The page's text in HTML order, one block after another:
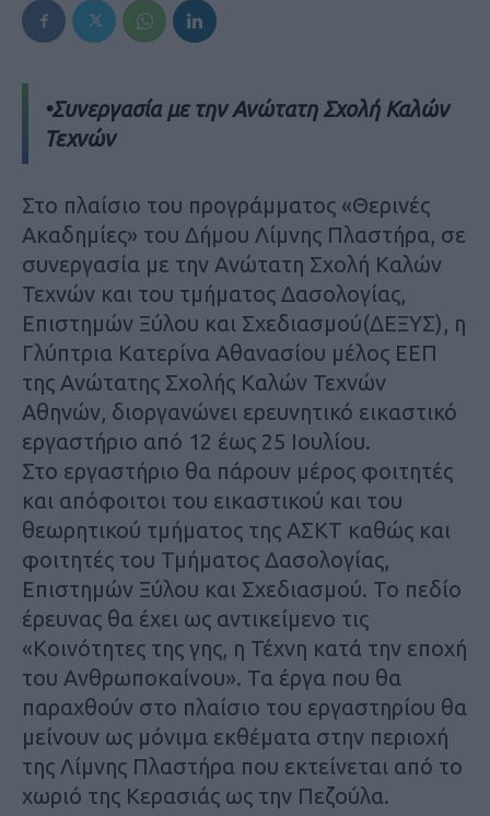
•Συνεργασία με την Ανώτατη Σχολή Καλών
Τεχνών
Στο πλαίσιο του προγράμματος «Θερινές
Ακαδημίες» του Δήμου Λίμνης Πλαστήρα, σε
συνεργασία με την Ανώτατη Σχολή Καλών
Τεχνών και του τμήματος Δασολογίας,
Επιστημών Ξύλου και Σχεδιασμού(ΔΕΞΥΣ), η
Γλύπτρια Κατερίνα Αθανασίου μέλος ΕΕΠ
της Ανώτατης Σχολής Καλών Τεχνών
Αθηνών, διοργανώνει ερευνητικό εικαστικό
εργαστήριο από 12 έως 25 Ιουλίου.
Στο εργαστήριο θα πάρουν μέρος φοιτητές
και απόφοιτοι του εικαστικού και του
θεωρητικού τμήματος της ΑΣΚΤ καθώς και
φοιτητές του Τμήματος Δασολογίας,
Επιστημών Ξύλου και Σχεδιασμού. Το πεδίο
έρευνας θα έχει ως αντικείμενο τις
«Κοινότητες της γης, η Τέχνη κατά την εποχή
του Ανθρωποκαίνου». Τα έργα που θα
παραχθούν στο πλαίσιο του εργαστηρίου θα
μείνουν ως μόνιμα εκθέματα στην περιοχή
της Λίμνης Πλαστήρα που εκτείνεται από το
χωριό της Κερασιάς ως την Πεζούλα.